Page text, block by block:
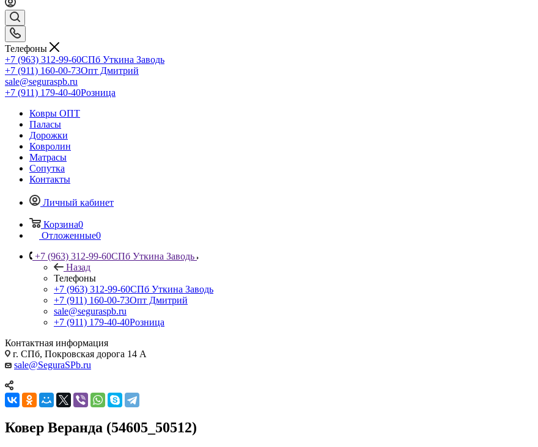
Телефоны
+7 (963) 312-99-60СПб Уткина Заводь
+7 (911) 160-00-73Опт Дмитрий
sale@seguraspb.ru
+7 (911) 179-40-40Розница
Ковры ОПТ
Паласы
Дорожки
Ковролин
Матрасы
Сопутка
Контакты
Личный кабинет
Корзина0
Отложенные0
+7 (963) 312-99-60СПб Уткина Заводь
Назад
Телефоны
+7 (963) 312-99-60СПб Уткина Заводь
+7 (911) 160-00-73Опт Дмитрий
sale@seguraspb.ru
+7 (911) 179-40-40Розница
Контактная информация
г. СПб, Покровская дорога 14 А
sale@SeguraSPb.ru
Ковер Веранда (54605_50512)